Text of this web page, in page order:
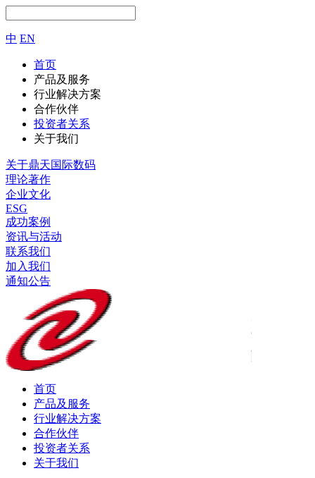
中 EN
首页
产品及服务
行业解决方案
合作伙伴
投资者关系
关于我们
关于鼎天国际数码
理论著作
企业文化
ESG
成功案例
资讯与活动
联系我们
加入我们
通知公告
首页
产品及服务
行业解决方案
合作伙伴
投资者关系
关于我们